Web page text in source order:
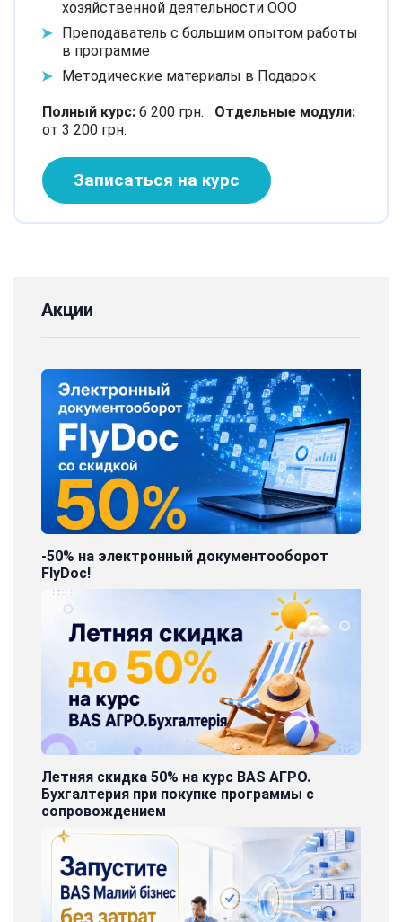
хозяйственной деятельности ООО
Преподаватель с большим опытом работы
в программе
Методические материалы в Подарок
Полный курс: 6 200 грн. Отдельные модули:
от 3 200 грн.
Записаться на курс
Акции
-50% на электронный документооборот
FlyDoc!
Летняя скидка 50% на курс BAS АГРО.
Бухгалтерия при покупке программы с
сопровождением